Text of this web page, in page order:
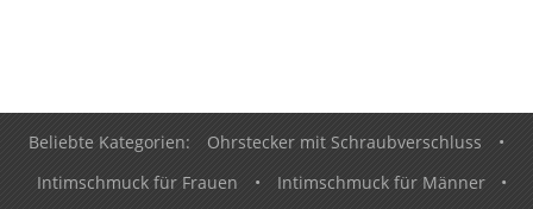
Beliebte Kategorien: Ohrstecker mit Schraubverschluss
•
Intimschmuck für Frauen
• Intimschmuck für Männer
•